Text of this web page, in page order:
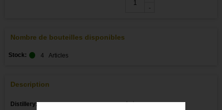
-
Nombre de bouteilles disponibles
Stock: 4 Articles
Description
Distillery: Ardmore